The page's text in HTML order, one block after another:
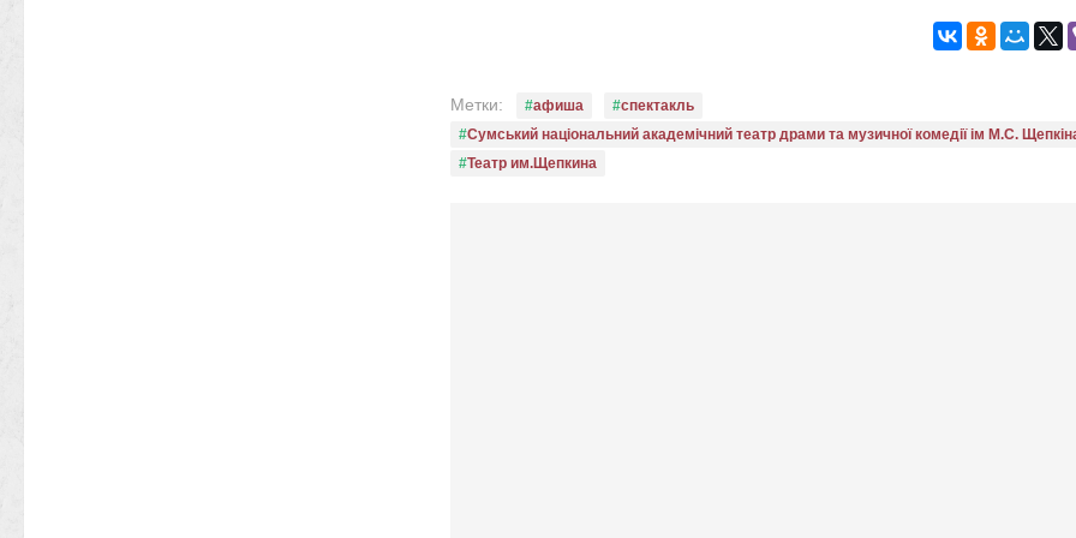
Метки: афиша
спектакль
Сумський національний академічний театр драми та музичної комедії ім М.С.
Театр им.Щепкина